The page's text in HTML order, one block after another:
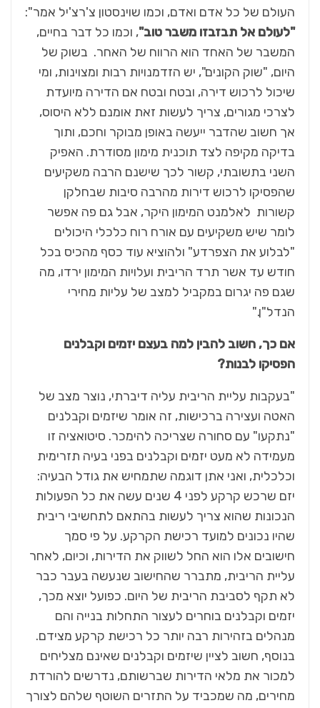
העולם של כל אדם ואדם, וכמו שוינסטון צ'רצ'יל אמר":
"לעולם אל תבזבזו משבר טוב", וכמו כל דבר בחיים,
המשבר של האחד הוא הרווח של האחר. בשוק של
היום, "שוק הקונים", יש הזדמנויות רבות ומצוינות, ומי
שיכול לרכוש דירה, ובטח ובטח אם הדירה מיועדת
לצרכי מגורים, צריך לעשות זאת אומנם ללא היסוס,
אך חשוב שהדבר ייעשה באופן מבוקר וחכם, ותוך
בדיקה מקיפה לצד תוכנית מימון מסודרת. האפיק
השני בתשובתי, קשור לכך שישנם הרבה משקיעים
שהפסיקו לרכוש דירות מהרבה סיבות שבחלקן
קשורות לאלמנט המימון היקר, אבל גם פה אפשר
לומר שיש משקיעים עם אורח רוח כלכלי היכולים
"לבלוע את הצפרדע" ולהוציא עוד כסף מהכיס בכל
חודש עד אשר תרד הריבית ועלויות המימון ירדו, מה
שגם פה יגרום במקביל למצב של עליות מחירי
הנדל"ן."
אם כך, חשוב להבין למה בעצם יזמים וקבלנים
הפסיקו לבנות?
"בעקבות עליית הריבית עליה דיברתי, נוצר מצב של
האטה ועצירה ברכישות, זה אומר שיזמים וקבלנים
"נתקעו" עם סחורה שצריכה להימכר. סיטואציה זו
מעמידה לא מעט יזמים וקבלנים בפני בעיה תזרימית
וכלכלית, ואני אתן דוגמה שתמחיש את גודל הבעיה:
יזם שרכש קרקע לפני 4 שנים עשה את כל הפעולות
הנכונות שהוא צריך לעשות בהתאם לתחשיבי ריבית
שהיו נכונים למועד רכישת הקרקע. על פי סמך
חישובים אלו הוא החל לשווק את הדירות, וכיום, לאחר
עליית הריבית, מתברר שהחישוב שנעשה בעבר כבר
לא תקף לסביבת הריבית של היום. כפועל יוצא מכך,
יזמים וקבלנים בוחרים לעצור התחלות בנייה והם
מנהלים בזהירות רבה יותר כל רכישת קרקע מצידם.
בנוסף, חשוב לציין שיזמים וקבלנים שאינם מצליחים
למכור את מלאי הדירות שברשותם, נדרשים להורדת
מחירים, מה שמכביד על התזרים השוטף שלהם לצורך